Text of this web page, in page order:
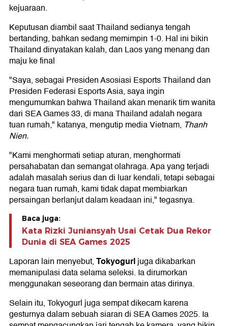
kejuaraan.
Keputusan diambil saat Thailand sedianya tengah
bertanding, bahkan sedang memimpin 1-0. Hal ini bikin
Thailand dinyatakan kalah, dan Laos yang menang dan
maju ke final
"Saya, sebagai Presiden Asosiasi Esports Thailand dan
Presiden Federasi Esports Asia, saya ingin
mengumumkan bahwa Thailand akan menarik tim wanita
dari SEA Games 33, di mana Thailand adalah negara
tuan rumah," katanya, mengutip media Vietnam, Thanh
Nien.
"Kami menghormati setiap aturan, menghormati
persahabatan dan semangat olahraga. Apa yang terjadi
adalah masalah serius dan di luar kendali, tetapi sebagai
negara tuan rumah, kami tidak dapat membiarkan
persaingan berlanjut dalam keadaan ini," tegasnya.
Baca juga:
Kata Rizki Juniansyah Usai Cetak Dua Rekor
Dunia di SEA Games 2025
Laporan lain menyebut,Tokyogurljuga dikabarkan
memanipulasi data selama seleksi. Ia dirumorkan
menggunakan seseorang dan bermain atas dirinya.
Selain itu, Tokyogurl juga sempat dikecam karena
gesturnya dalam sebuah siaran di SEA Games 2025. Ia